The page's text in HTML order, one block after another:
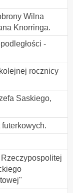
Wilna
Knorringa.
-
rocznicy
Saskiego,